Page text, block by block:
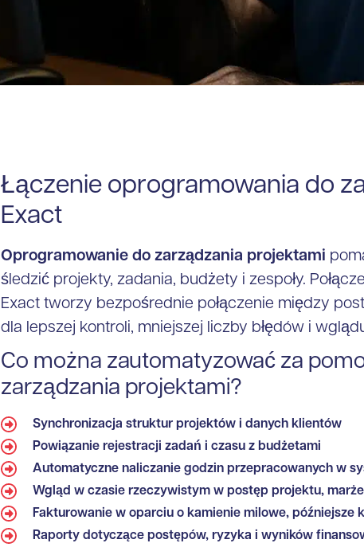
Łączenie oprogramowania do
Exact
Oprogramowanie do zarządzania projektami
śledzić projekty, zadania, budżety i zespoły.
Exact tworzy bezpośrednie połączenie między
dla lepszej kontroli, mniejszej liczby błędów i
Co można zautomatyzować za
zarządzania projektami?
Synchronizacja struktur projektów i danych klientów
Powiązanie rejestracji zadań i czasu z budżetami
Automatyczne naliczanie godzin przepracowanych w
Wgląd w czasie rzeczywistym w postęp projektu,
Fakturowanie w oparciu o kamienie milowe, późniejsze
Raporty dotyczące postępów, ryzyka i wyników